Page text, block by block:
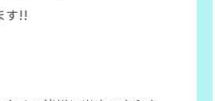
す!!